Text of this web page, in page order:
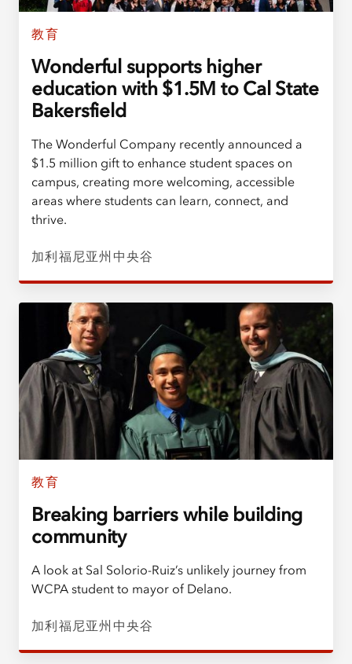
教育
Wonderful supports higher
education with $1.5M to Cal State
Bakersfield
The Wonderful Company recently announced a
$1.5 million gift to enhance student spaces on
campus, creating more welcoming, accessible
areas where students can learn, connect, and
thrive.
加利福尼亚州中央谷
教育
Breaking barriers while building
community
A look at Sal Solorio-Ruiz’s unlikely journey from
WCPA student to mayor of Delano.
加利福尼亚州中央谷